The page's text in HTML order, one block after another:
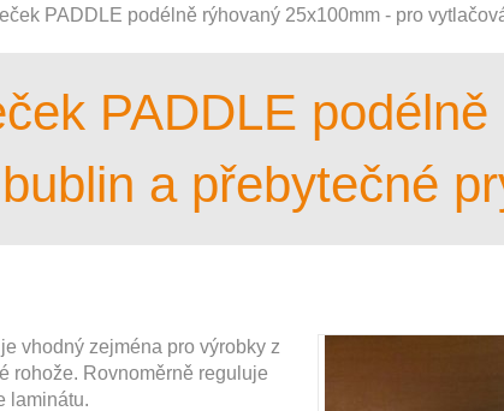
PADDLE podélně rýhovaný 25x100mm - pro
PADDLE
a přebytečné
vhodný zejména pro výrobky z
rohože. Rovnoměrně reguluje
laminátu.